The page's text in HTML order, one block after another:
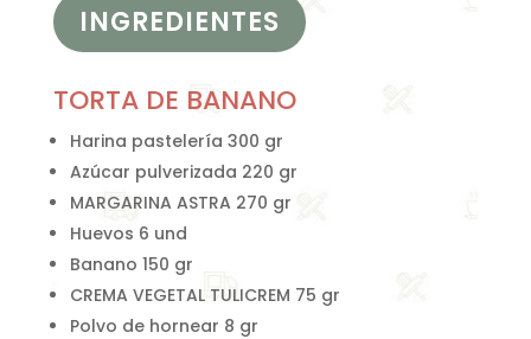
INGREDIENTES
TORTA DE BANANO
Harina pastelería 300 gr
Azúcar pulverizada 220 gr
MARGARINA ASTRA 270 gr
Huevos 6 und
Banano 150 gr
CREMA VEGETAL TULICREM 75 gr
Polvo de hornear 8 gr